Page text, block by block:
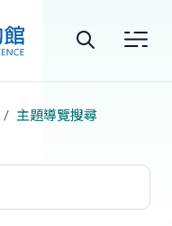
站
尋
主題導覽搜尋